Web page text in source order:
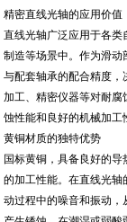
精密直线光轴的应用价值
直线光轴广泛应用于各
制造等场景中。作为滑动
与配套轴承的配合精度
加工、精密仪器等对耐
蚀性能和良好的机械加工
黄铜材质的独特优势
国标黄铜，具备良好的
的加工性能。在直线光
动过程中的噪音和振动